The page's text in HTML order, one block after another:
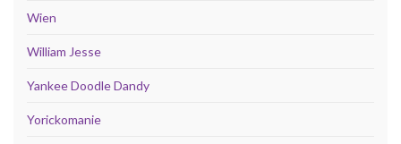
Wien
William Jesse
Yankee Doodle Dandy
Yorickomanie